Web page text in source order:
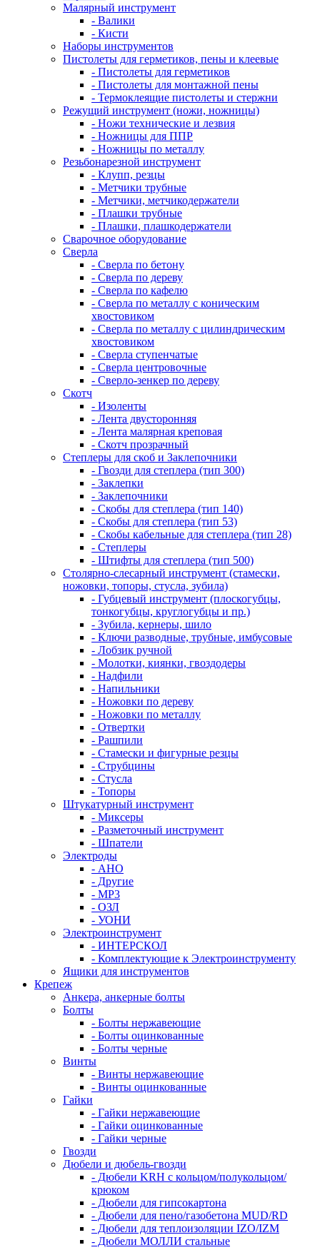
Малярный инструмент
- Валики
- Кисти
Наборы инструментов
Пистолеты для герметиков, пены и клеевые
- Пистолеты для герметиков
- Пистолеты для монтажной пены
- Термоклеящие пистолеты и стержни
Режущий инструмент (ножи, ножницы)
- Ножи технические и лезвия
- Ножницы для ППР
- Ножницы по металлу
Резьбонарезной инструмент
- Клупп, резцы
- Метчики трубные
- Метчики, метчикодержатели
- Плашки трубные
- Плашки, плашкодержатели
Сварочное оборудование
Сверла
- Сверла по бетону
- Сверла по дереву
- Сверла по кафелю
- Сверла по металлу с коническим
хвостовиком
- Сверла по металлу с цилиндрическим
хвостовиком
- Сверла ступенчатые
- Сверла центровочные
- Сверло-зенкер по дереву
Скотч
- Изоленты
- Лента двусторонняя
- Лента малярная креповая
- Скотч прозрачный
Степлеры для скоб и Заклепочники
- Гвозди для степлера (тип 300)
- Заклепки
- Заклепочники
- Скобы для степлера (тип 140)
- Скобы для степлера (тип 53)
- Скобы кабельные для степлера (тип 28)
- Степлеры
- Штифты для степлера (тип 500)
Столярно-слесарный инструмент (стамески,
ножовки, топоры, стусла, зубила)
- Губцевый инструмент (плоскогубцы,
тонкогубцы, круглогубцы и пр.)
- Зубила, кернеры, шило
- Ключи разводные, трубные, имбусовые
- Лобзик ручной
- Молотки, киянки, гвоздодеры
- Надфили
- Напильники
- Ножовки по дереву
- Ножовки по металлу
- Отвертки
- Рашпили
- Стамески и фигурные резцы
- Струбцины
- Стусла
- Топоры
Штукатурный инструмент
- Миксеры
- Разметочный инструмент
- Шпатели
Электроды
- АНО
- Другие
- МР3
- ОЗЛ
- УОНИ
Электроинструмент
- ИНТЕРСКОЛ
- Комплектующие к Электроинструменту
Ящики для инструментов
Крепеж
Анкера, анкерные болты
Болты
- Болты нержавеющие
- Болты оцинкованные
- Болты черные
Винты
- Винты нержавеющие
- Винты оцинкованные
Гайки
- Гайки нержавеющие
- Гайки оцинкованные
- Гайки черные
Гвозди
Дюбели и дюбель-гвозди
- Дюбели KRH с кольцом/полукольцом/
крюком
- Дюбели для гипсокартона
- Дюбели для пено/газобетона MUD/RD
- Дюбели для теплоизоляции IZO/IZM
- Дюбели МОЛЛИ стальные